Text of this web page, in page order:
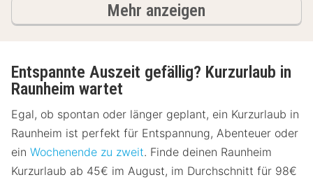
Mehr anzeigen
Entspannte Auszeit gefällig? Kurzurlaub in
Raunheim wartet
Egal, ob spontan oder länger geplant, ein Kurzurlaub in
Raunheim ist perfekt für Entspannung, Abenteuer oder
ein Wochenende zu zweit. Finde deinen Raunheim
Kurzurlaub ab 45€ im August, im Durchschnitt für 98€